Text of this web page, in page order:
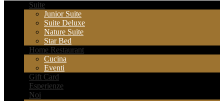
Suite
Junior Suite
Suite Deluxe
Nature Suite
Star Bed
Home Restaurant
Cucina
Eventi
Gift Card
Esperienze
Noi